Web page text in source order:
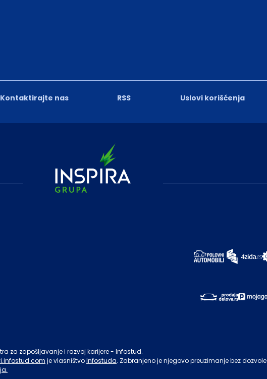
Kontaktirajte nas RSS Uslovi korišćenja
za zapošljavanje i razvoj karijere - Infostud.
je vlasništvoInfostuda. Zabranjeno je njegovo preuzimanje bez dozvole